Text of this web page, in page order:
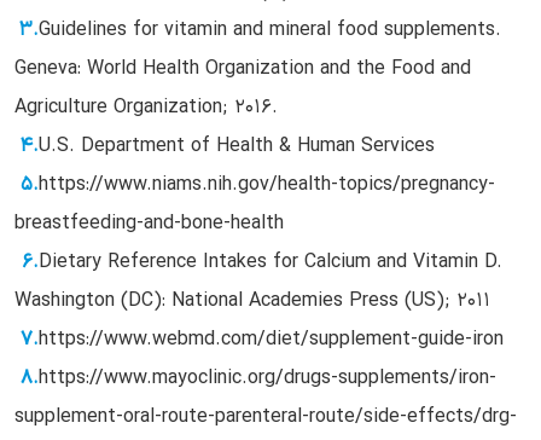
Guidelines for vitamin and mineral food supplements.
Geneva: World Health Organization and the Food and
Agriculture Organization; 2016.
U.S. Department of Health & Human Services
https://www.niams.nih.gov/health-topics/pregnancy-
breastfeeding-and-bone-health
Dietary Reference Intakes for Calcium and Vitamin D.
Washington (DC): National Academies Press (US); 2011
https://www.webmd.com/diet/supplement-guide-iron
https://www.mayoclinic.org/drugs-supplements/iron-
supplement-oral-route-parenteral-route/side-effects/drg-